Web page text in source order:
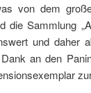
von dem
die Sammlung
und daher
an den